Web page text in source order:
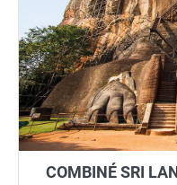
COMBINÉ SRI